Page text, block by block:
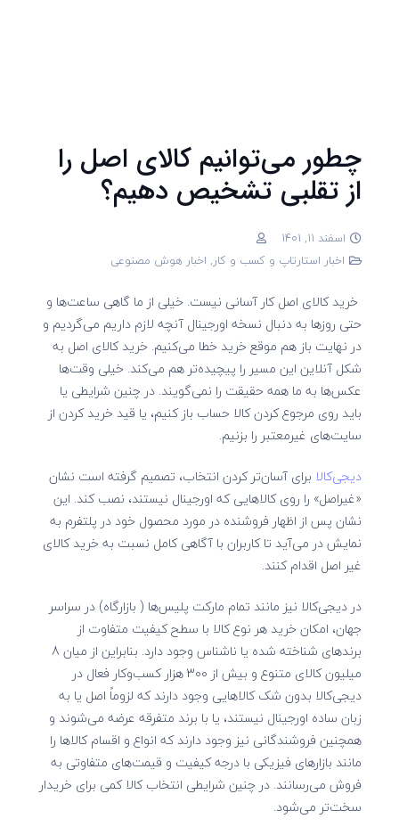
چطور می‌توانیم کالای اصل را
از تقلبی تشخیص دهیم؟
اسفند 11, 1401
اخبار استارتاپ و کسب و کار, اخبار هوش مصنوعی
خرید کالای اصل کار آسانی نیست. خیلی از ما گاهی ساعت‌ها و
حتی روزها به دنبال نسخه اورجینال آنچه لازم داریم می‌‌گردیم و
در نهایت باز هم موقع خرید خطا می‌کنیم. خرید کالای اصل به
شکل آنلاین این مسیر را پیچیده‌تر هم می‌کند. خیلی وقت‌ها
عکس‌ها به ما همه حقیقت را نمی‌گویند. در چنین شرایطی یا
باید روی مرجوع کردن کالا حساب باز کنیم، یا قید خرید کردن از
سایت‌های غیرمعتبر را بزنیم.
دیجی‌کالا برای آسان‌تر کردن انتخاب، تصمیم گرفته است نشان
«غیراصل» را روی کالاهایی که اورجینال نیستند، نصب کند. این
نشان پس از اظهار فروشنده در مورد محصول خود در پلتفرم به
نمایش در می‌آید تا کاربران با آگاهی کامل نسبت به خرید کالای
غیر اصل اقدام کنند.
در دیجی‌کالا نیز مانند تمام مارکت پلیس‌ها ( بازارگاه) در سراسر
جهان، امکان خرید هر نوع کالا با سطح کیفیت متفاوت از
برندهای شناخته شده یا ناشناس وجود دارد. بنابراین از میان 8
میلیون کالای متنوع و بیش از 300 هزار کسب‌وکار فعال در
دیجی‌کالا بدون شک کالاهایی وجود دارند که لزوماً اصل یا به
زبان ساده اورجینال نیستند، یا با برند متفرقه عرضه می‌شوند و
همچنین فروشندگانی نیز وجود دارند که انواع و اقسام کالاها را
مانند بازارهای فیزیکی با درجه کیفیت و قیمت‌های متفاوتی به
فروش می‌رسانند. در چنین شرایطی انتخاب کالا کمی برای خریدار
سخت‌تر می‌شود.